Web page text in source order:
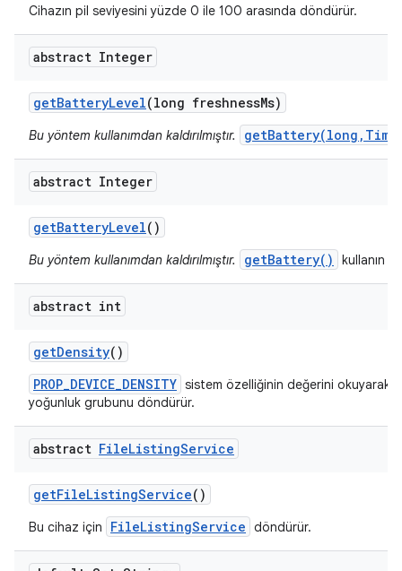
Cihazın pil seviyesini yüzde 0 ile 100 arasında döndürür.
abstract Integer
getBatteryLevel(long freshnessMs)
Bu yöntem kullanımdan kaldırılmıştır.
abstract Integer
getBatteryLevel()
Bu yöntem kullanımdan kaldırılmıştır. getBattery() kullanın
abstract int
getDensity()
PROP_DEVICE_DENSITY sistem özelliğinin değerini okuyarak
yoğunluk grubunu döndürür.
abstract FileListingService
getFileListingService()
Bu cihaz için FileListingService döndürür.